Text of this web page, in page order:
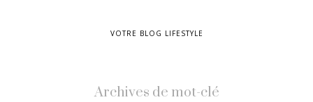
VOTRE BLOG LIFESTYLE
Archives de mot-clé